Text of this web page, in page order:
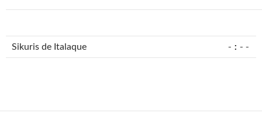
Sikuris de Italaque -:--